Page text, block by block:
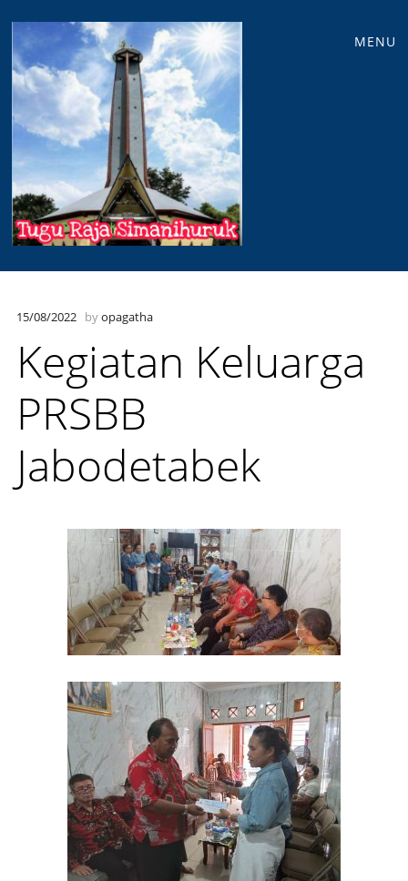
MENU
15/08/2022 byopagatha
Kegiatan Keluarga
PRSBB
Jabodetabek